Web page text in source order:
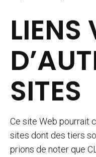
LIENS
SITES
Ce site Web pourrait
sites dont des tiers
prions de noter que